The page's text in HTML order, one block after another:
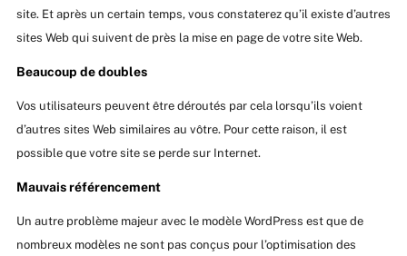
site. Et après un certain temps, vous constaterez qu’il existe d’autres
sites Web qui suivent de près la mise en page de votre site Web.
Beaucoup de doubles
Vos utilisateurs peuvent être déroutés par cela lorsqu’ils voient
d’autres sites Web similaires au vôtre. Pour cette raison, il est
possible que votre site se perde sur Internet.
Mauvais référencement
Un autre problème majeur avec le modèle WordPress est que de
nombreux modèles ne sont pas conçus pour l’optimisation des